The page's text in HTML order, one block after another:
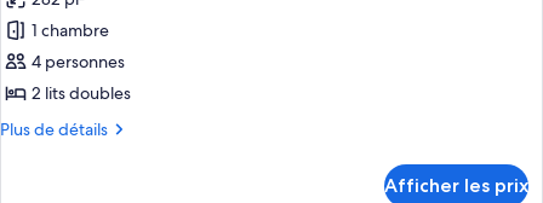
la
tour
(Renovated)
la
tour
(Renovated)
pour
ce
type
chambre :
1 chambre
4 personnes
2 lits doubles
Plus de détails
Plus
Afficher les prix